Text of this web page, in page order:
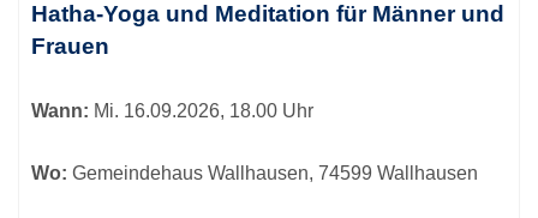
Hatha-Yoga und Meditation für Männer und
Frauen
Wann: Mi. 16.09.2026, 18.00 Uhr
Wo: Gemeindehaus Wallhausen, 74599 Wallhausen